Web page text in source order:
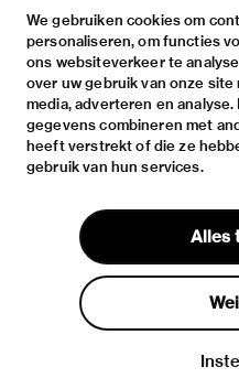
We gebruiken cookies om
personaliseren, om functies
ons websiteverkeer te
over uw gebruik van onze
media, adverteren en
gegevens combineren met
heeft verstrekt of die ze
gebruik van hun services.
Alles
activities
practical information
about
the museum
the collection
foundations & partners
contact
house rules
privacy & cookies
disclaimer & colophon